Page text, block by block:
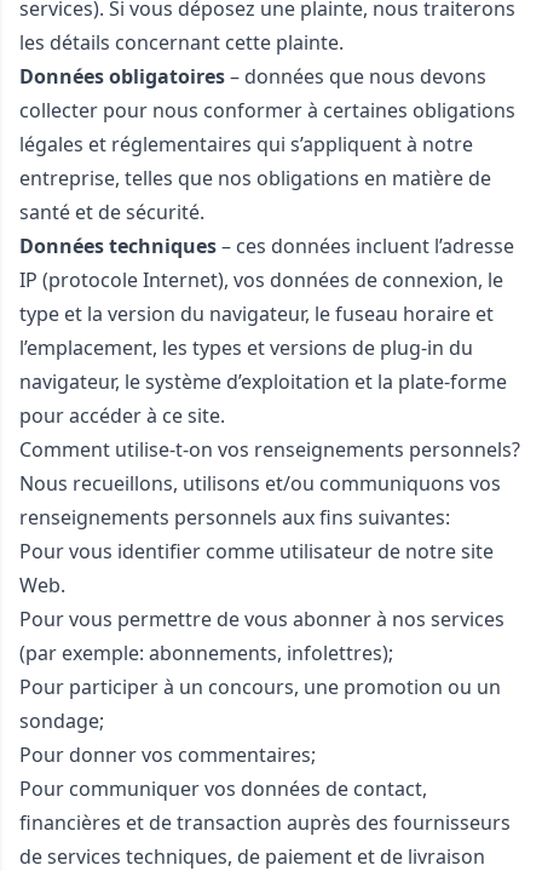
services). Si vous déposez une plainte, nous traiterons
les détails concernant cette plainte.
Données obligatoires– données que nous devons
collecter pour nous conformer à certaines obligations
légales et réglementaires qui s’appliquent à notre
entreprise, telles que nos obligations en matière de
santé et de sécurité.
Données techniques– ces données incluent l’adresse
IP (protocole Internet), vos données de connexion, le
type et la version du navigateur, le fuseau horaire et
l’emplacement, les types et versions de plug-in du
navigateur, le système d’exploitation et la plate-forme
pour accéder à ce site.
Comment utilise-t-on vos renseignements personnels?
Nous recueillons, utilisons et/ou communiquons vos
renseignements personnels aux fins suivantes:
Pour vous identifier comme utilisateur de notre site
Web.
Pour vous permettre de vous abonner à nos services
(par exemple: abonnements, infolettres);
Pour participer à un concours, une promotion ou un
sondage;
Pour donner vos commentaires;
Pour communiquer vos données de contact,
financières et de transaction auprès des fournisseurs
de services techniques, de paiement et de livraison